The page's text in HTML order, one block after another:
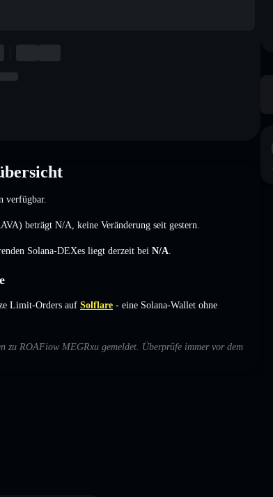
verfügbar.
beträgt N/A keine Veränderung seit gestern.
Solana-DEXes liegt derzeit bei N/A
Limit-Orders auf Solflare - eine Solana-Wallet ohne
zu ROAFiow MEGRxu gemeldet. Überprüfe immer vor dem